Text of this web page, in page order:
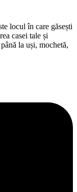
locul în care găsești
casei tale și
la uși, mochetă,